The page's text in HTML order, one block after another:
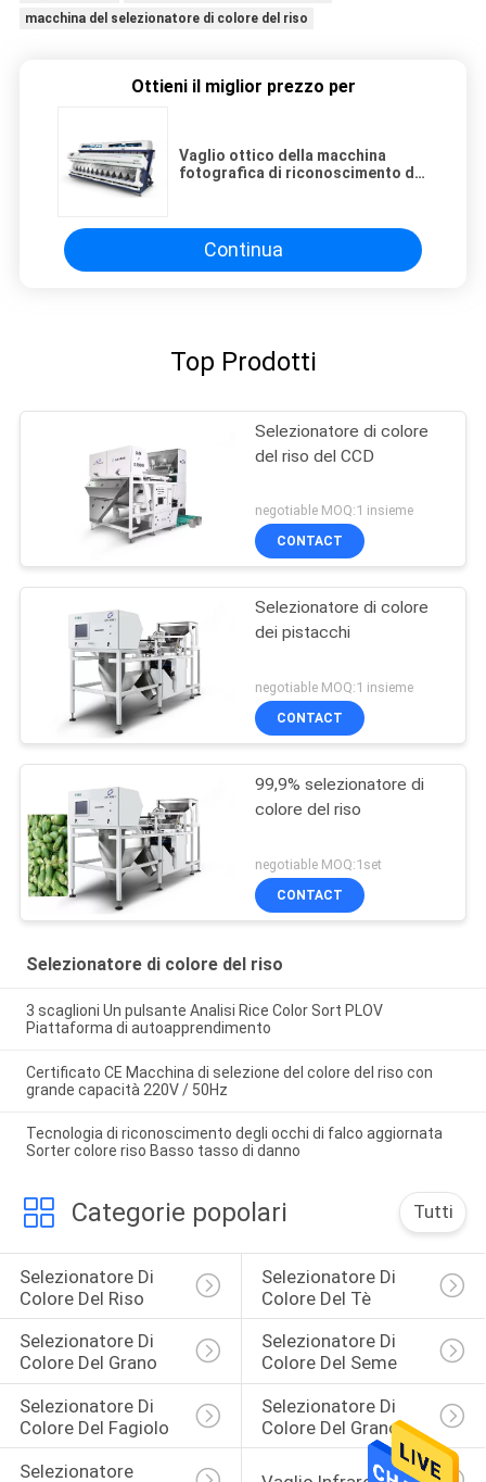
macchina del selezionatore di colore del riso
Ottieni il miglior prezzo per
Vaglio ottico della macchina
fotografica di riconoscimento di
Continua
Top Prodotti
Selezionatore di colore
del riso del CCD
negotiable MOQ:1 insieme
CONTACT
Selezionatore di colore
dei pistacchi
negotiable MOQ:1 insieme
CONTACT
99,9% selezionatore di
colore del riso
negotiable MOQ:1set
CONTACT
Selezionatore di colore del riso
3 scaglioni Un pulsante Analisi Rice Color Sort PLOV
Piattaforma di autoapprendimento
Certificato CE Macchina di selezione del colore del riso con
grande capacità 220V / 50Hz
Tecnologia di riconoscimento degli occhi di falco aggiornata
Sorter colore riso Basso tasso di danno
Categorie popolari Tutti
Selezionatore Di
Colore Del Riso
Selezionatore Di
Colore Del Tè
Selezionatore Di
Colore Del Grano
Selezionatore Di
Colore Del Seme
Selezionatore Di
Colore Del Fagiolo
Selezionatore Di
Colore Del Grano
Selezionatore